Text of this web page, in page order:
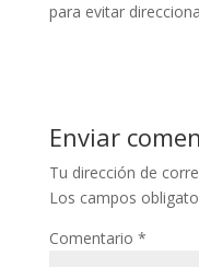
para evitar
Enviar
Tu dirección de
Los campos
Comentario *